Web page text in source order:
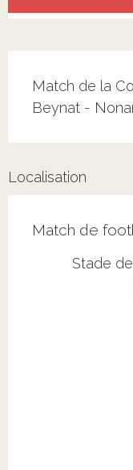
Match de la
Beynat -
Localisation
Match de
Stade